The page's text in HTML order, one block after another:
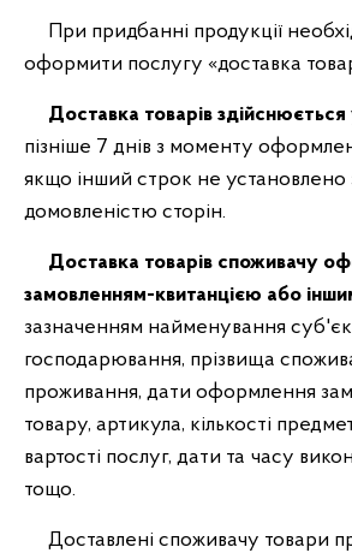
При придбанні продукції
оформити послугу «доставка
Доставка товарів здійснюється
пізніше 7 днів з моменту
якщо інший строк не установлено
домовленістю сторін.
Доставка товарів споживачу
замовленням-квитанцією або
зазначенням найменування
господарювання, прізвища
проживання, дати оформлення
товару, артикула, кількості
вартості послуг, дати та часу
тощо.
Доставлені споживачу товари